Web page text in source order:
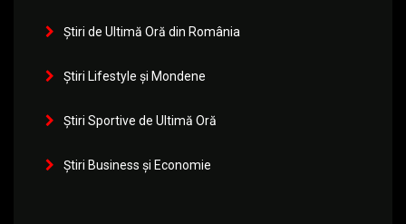
Știri de Ultimă Oră din România
Știri Lifestyle și Mondene
Știri Sportive de Ultimă Oră
Știri Business și Economie